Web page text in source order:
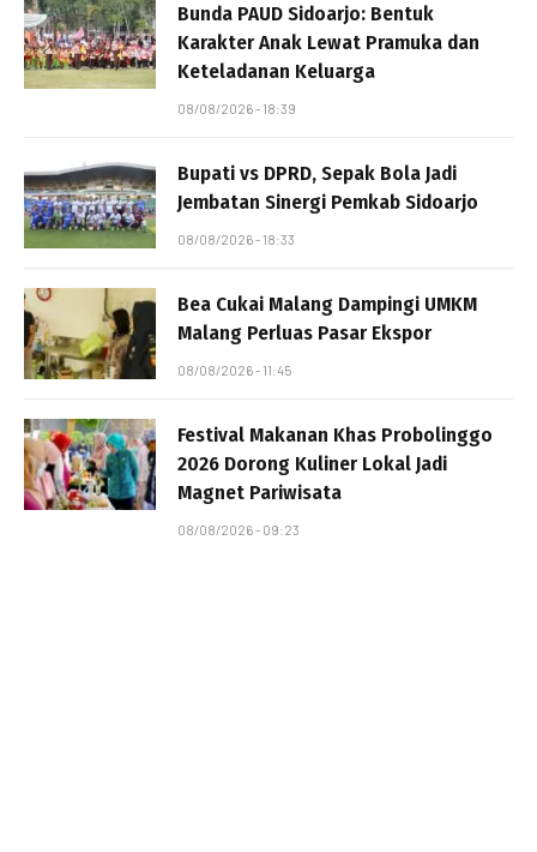
Bunda PAUD Sidoarjo: Bentuk
Karakter Anak Lewat Pramuka dan
Keteladanan Keluarga
08/08/2026 - 18:39
Bupati vs DPRD, Sepak Bola Jadi
Jembatan Sinergi Pemkab Sidoarjo
08/08/2026 - 18:33
Bea Cukai Malang Dampingi UMKM
Malang Perluas Pasar Ekspor
08/08/2026 - 11:45
Festival Makanan Khas Probolinggo
2026 Dorong Kuliner Lokal Jadi
Magnet Pariwisata
08/08/2026 - 09:23